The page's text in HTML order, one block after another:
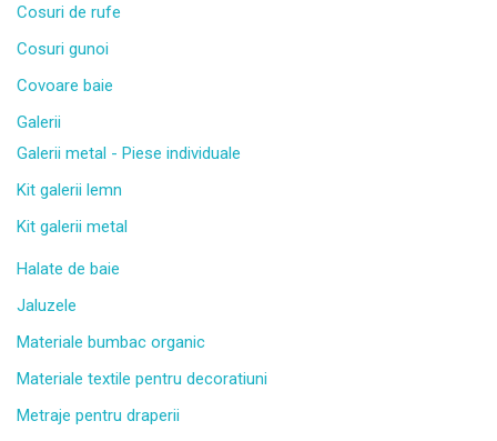
Cosuri de rufe
Cosuri gunoi
Covoare baie
Galerii
Galerii metal - Piese individuale
Kit galerii lemn
Kit galerii metal
Halate de baie
Jaluzele
Materiale bumbac organic
Materiale textile pentru decoratiuni
Metraje pentru draperii